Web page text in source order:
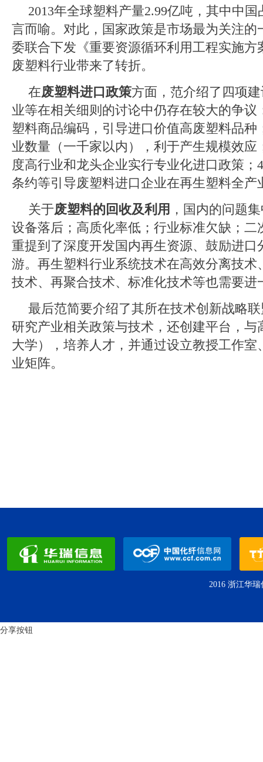
2013年全球塑料产量2.99亿吨，其中中国
言而喻。对此，国家政策是市场最为关注的
委联合下发《重要资源循环利用工程实施方
废塑料行业带来了转折。
在废塑料进口政策方面，范介绍了四项
业等在相关细则的讨论中仍存在较大的争议
塑料商品编码，引导进口价值高废塑料品种
业数量（一千家以内），利于产生规模效应
度高行业和龙头企业实行专业化进口政策；
条约等引导废塑料进口企业在再生塑料全产
关于废塑料的回收及利用 ，国内的问题
设备落后；高质化率低；行业标准欠缺；二
重提到了深度开发国内再生资源、鼓励进口
游。再生塑料行业系统技术在高效分离技术
技术、再聚合技术、标准化技术等也需要进
最后范简要介绍了其所在技术创新战略
研究产业相关政策与技术，还创建平台，与
大学），培养人才，并通过设立教授工作室
业矩阵。
2016 浙江华瑞
分享按钮